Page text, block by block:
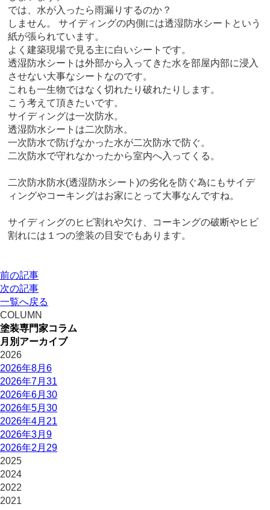
では、水が入ったら雨漏りするのか？
しません。 サイディングの内側には透湿防水シートという
紙が張られています。
よく建築現場で見る主に白いシートです。
透湿防水シートは外部から入ってきた水を部屋内部に浸入
させない大事なシートなのです。
これも一生物ではなく切れたり破れたりします。
こう考えて頂きたいです。
サイディングは一次防水。
透湿防水シートは二次防水。
一次防水で防げなかった水が二次防水で防ぐ。
二次防水で守れなかったから室内へ入ってくる。
二次防水防水(透湿防水シート)の劣化を防ぐ為にもサイデ
ィングやコーキングはお家にとって大事なんですね。
サイディングのヒビ割れや欠け、コーキングの破断やヒビ
割れには１つの塗装の目安でもあります。
前の記事
次の記事
一覧へ戻る
COLUMN
塗装専門家コラム
月別アーカイブ
2026
2026年8月 6
2026年7月 31
2026年6月 30
2026年5月 30
2026年4月 21
2026年3月 9
2026年2月 29
2025
2024
2022
2021